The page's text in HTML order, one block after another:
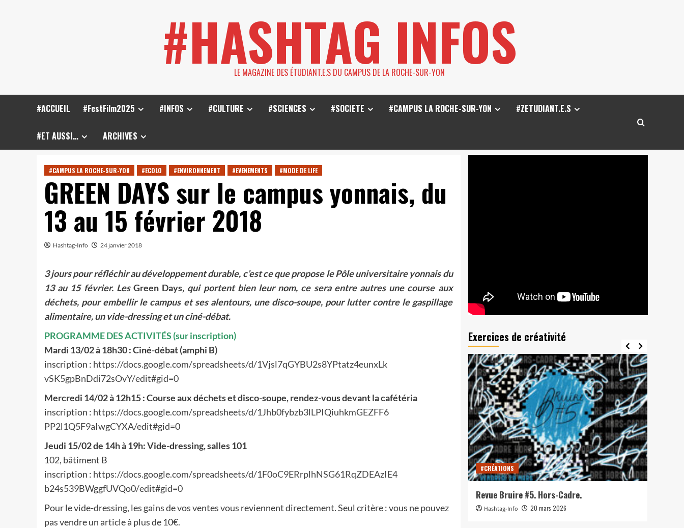
#HASHTAG INFOS
LE MAGAZINE DES ÉTUDIANT.E.S DU CAMPUS DE LA ROCHE-SUR-YON
#ACCUEIL #FestFilm2025 #INFOS #CULTURE #SCIENCES #SOCIETE #CAMPUS LA ROCHE-SUR-YON #ZETUDIANT.E.S
#ET AUSSI… ARCHIVES
#CAMPUS LA ROCHE-SUR-YON #ECOLO #ENVIRONNEMENT #EVENEMENTS #MODE DE LIFE
GREEN DAYS sur le campus yonnais, du
13 au 15 février 2018
Hashtag-Info 24 janvier 2018
3 jours pour réfléchir au développement durable, c’est ce que propose le Pôle universitaire yonnais du
13 au 15 février. Les Green Days, qui portent bien leur nom, ce sera entre autres une course aux
déchets, pour embellir le campus et ses alentours, une disco-soupe, pour lutter contre le gaspillage
alimentaire, un vide-dressing et un ciné-débat.
PROGRAMME DES ACTIVITÉS (sur inscription)
Mardi 13/02 à 18h30 : Ciné-débat (amphi B)
inscription : https://docs.google.com/spreadsheets/d/1Vjsl7qGYBU2s8YPtatz4eunxLk
vSK5gpBnDdi72sOvY/edit#gid=0
Mercredi 14/02 à 12h15 : Course aux déchets et disco-soupe, rendez-vous devant la cafétéria
inscription : https://docs.google.com/spreadsheets/d/1Jhb0fybzb3lLPIQiuhkmGEZFF6
PP2l1Q5F9aIwgCYXA/edit#gid=0
Jeudi 15/02 de 14h à 19h: Vide-dressing, salles 101
102, bâtiment B
inscription : https://docs.google.com/spreadsheets/d/1F0oC9ERrplhNSG61RqZDEAzIE4
b24s539BWggfUVQo0/edit#gid=0
Pour le vide-dressing, les gains de vos ventes vous reviennent directement. Seul critère : vous ne pouvez
pas vendre un article à plus de 10€.
Exercices de créativité
rohan-f 24 avril 2025
#CRÉATIONS
Revue Bruire #5. Hors-Cadre.
Hashtag-Info 20 mars 2026